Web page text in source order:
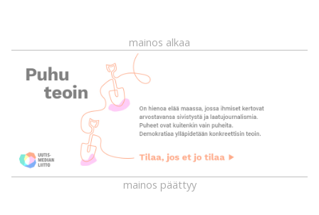
mainos alkaa
mainos päättyy